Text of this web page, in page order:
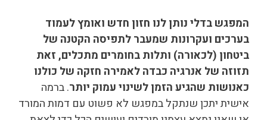
המפגש בדלי נותן לנו חזון חדש ואומץ לעמוד
בערכים ועקרונות שמעבר לתפיסה הקטנה של
ביטחון (לכאורה) ותלות בחומרים מתכלים, זאת
תזוזה של אנרגיה כבדה לאמירה חזקה של כולנו
כאנושות שהגיע הזמן לשינוי עמוק יותר. ברמה
אישית יתכן שנתקל במפגש לא פשוט עם דמות המורד